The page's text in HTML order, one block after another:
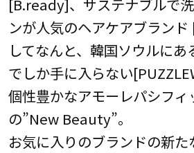
[B.ready]、サステナブルで
ンが人気のヘアケアブラン
してなんと、韓国ソウルに
でしか手に入らない
個性豊かなアモーレパシフィ
の”New Beauty”。
お気に入りのブランドの新